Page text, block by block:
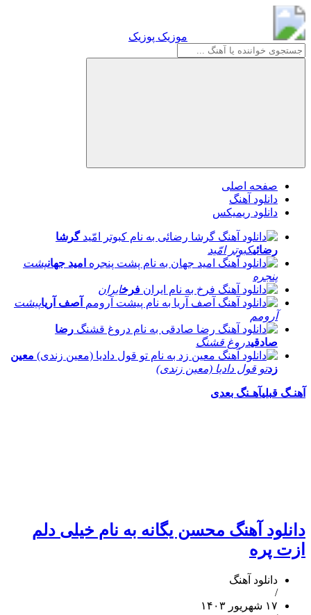
موزیک پوزیک
صفحه اصلی
دانلود آهنگ
دانلود ریمیکس
گرشا
رضائیکبوتر امّید
امید جهانپشت
پنجره
فرخایران
آصف آریاپیشت
آرومم
رضا
صادقیدروغ قشنگ
معین
زدتو قول دادیا (معین زندی)
آهنـگ قبلیآهـنگ بعدی
دانلود آهنگ محسن یگانه به نام خیلی دلم
ازت پره
دانلود آهنگ
/
۱۷ شهریور ۱۴۰۳